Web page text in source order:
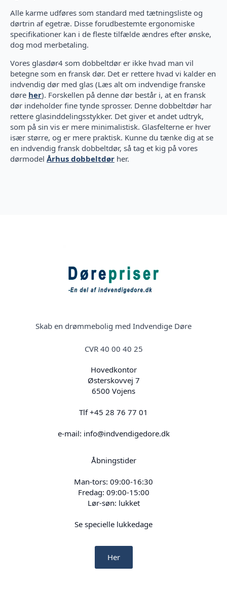
Alle karme udføres som standard med tætningsliste og
dørtrin af egetræ. Disse forudbestemte ergonomiske
specifikationer kan i de fleste tilfælde ændres efter ønske,
dog mod merbetaling.
Vores glasdør4 som dobbeltdør er ikke hvad man vil
betegne som en fransk dør. Det er rettere hvad vi kalder en
indvendig dør med glas (Læs alt om indvendige franske
døre her). Forskellen på denne dør består i, at en fransk
dør indeholder fine tynde sprosser. Denne dobbeltdør har
rettere glasinddelingsstykker. Det giver et andet udtryk,
som på sin vis er mere minimalistisk. Glasfelterne er hver
især større, og er mere praktisk. Kunne du tænke dig at se
en indvendig fransk dobbeltdør, så tag et kig på vores
dørmodel Århus dobbeltdør her.
Skab en drømmebolig med Indvendige Døre
CVR 40 00 40 25
Hovedkontor
Østerskovvej 7
6500 Vojens
Tlf +45 28 76 77 01
e-mail: info@indvendigedore.dk
Åbningstider
Man-tors: 09:00-16:30
Fredag: 09:00-15:00
Lør-søn: lukket
Se specielle lukkedage
Her